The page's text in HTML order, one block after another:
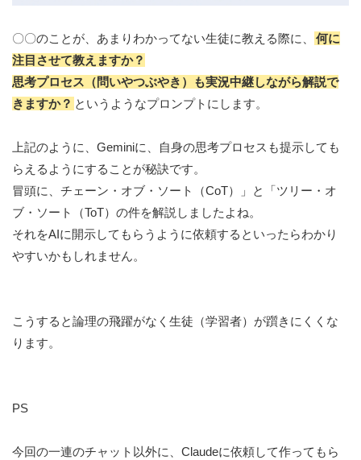
〇〇のことが、あまりわかってない生徒に教える際に、
何に
注目させて教えますか？
思考プロセス（問いやつぶやき）も実況中継しながら解説で
きますか？ というようなプロンプトにします。
上記のように、Geminiに、自身の思考プロセスも提示しても
らえるようにすることが秘訣です。
冒頭に、チェーン・オブ・ソート（CoT）」と「ツリー・オ
ブ・ソート（ToT）の件を解説しましたよね。
それをAIに開示してもらうように依頼するといったらわかり
やすいかもしれません。
こうすると論理の飛躍がなく生徒（学習者）が躓きにくくな
ります。
PS
今回の一連のチャット以外に、Claudeに依頼して作ってもら